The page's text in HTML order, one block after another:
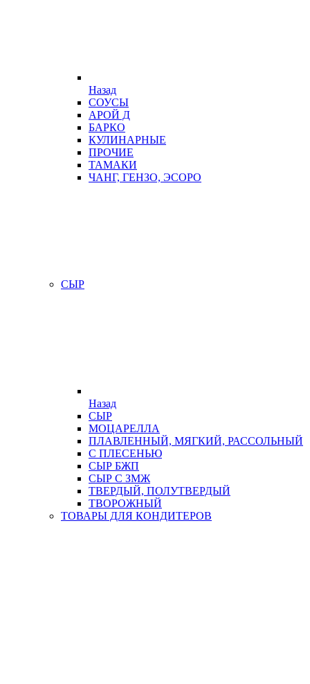
Назад
СОУСЫ
АРОЙ Д
БАРКО
КУЛИНАРНЫЕ
ПРОЧИЕ
ТАМАКИ
ЧАНГ, ГЕНЗО, ЭСОРО
СЫР
Назад
СЫР
МОЦАРЕЛЛА
ПЛАВЛЕННЫЙ, МЯГКИЙ, РАССОЛЬНЫЙ
С ПЛЕСЕНЬЮ
СЫР БЖП
СЫР С ЗМЖ
ТВЕРДЫЙ, ПОЛУТВЕРДЫЙ
ТВОРОЖНЫЙ
ТОВАРЫ ДЛЯ КОНДИТЕРОВ